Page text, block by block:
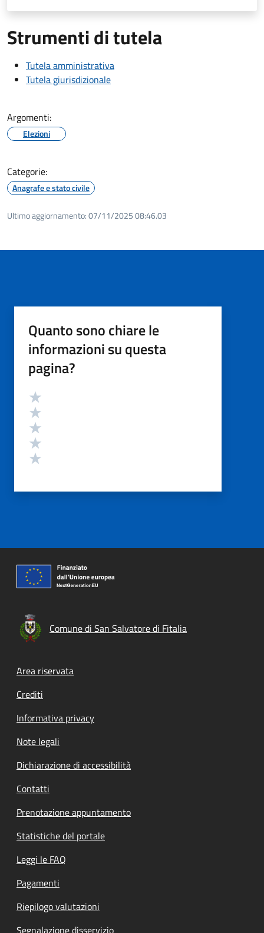
Strumenti di tutela
Tutela amministrativa
Tutela giurisdizionale
Argomenti:
Elezioni
Categorie:
Anagrafe e stato civile
Ultimo aggiornamento:07/11/2025 08:46.03
Quanto sono chiare le
informazioni su questa
pagina?
Valutazione
Comune di San Salvatore di Fitalia
Footer menu
Area riservata
Crediti
Informativa privacy
Note legali
Dichiarazione di accessibilità
Contatti
Prenotazione appuntamento
Statistiche del portale
Leggi le FAQ
Pagamenti
Riepilogo valutazioni
Segnalazione disservizio